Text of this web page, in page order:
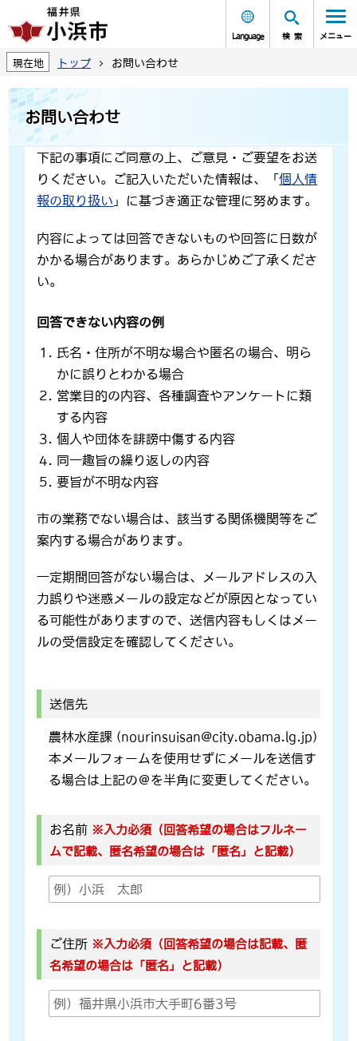
Language 検索 メニュー
現在地 トップ お問い合わせ
お問い合わせ
下記の事項にご同意の上、ご意見・ご要望をお送
りください。ご記入いただいた情報は、「個人情
報の取り扱い 」に基づき適正な管理に努めます。
内容によっては回答できないものや回答に日数が
かかる場合があります。あらかじめご了承くださ
い。
回答できない内容の例
氏名・住所が不明な場合や匿名の場合、明ら
かに誤りとわかる場合
営業目的の内容、各種調査やアンケートに類
する内容
個人や団体を誹謗中傷する内容
同一趣旨の繰り返しの内容
要旨が不明な内容
市の業務でない場合は、該当する関係機関等をご
案内する場合があります。
一定期間回答がない場合は、メールアドレスの入
力誤りや迷惑メールの設定などが原因となってい
る可能性がありますので、送信内容もしくはメー
ルの受信設定を確認してください。
送信先
農林水産課 (nourinsuisan@city.obama.lg.jp)
本メールフォームを使用せずにメールを送信す
る場合は上記の＠を半角に変更してください。
お名前 ※入力必須（回答希望の場合はフルネー
ムで記載、匿名希望の場合は「匿名」と記載）
ご住所 ※入力必須（回答希望の場合は記載、匿
名希望の場合は「匿名」と記載）